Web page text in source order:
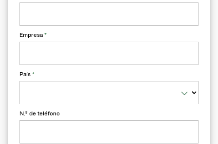
Empresa *
País *
N.º de teléfono